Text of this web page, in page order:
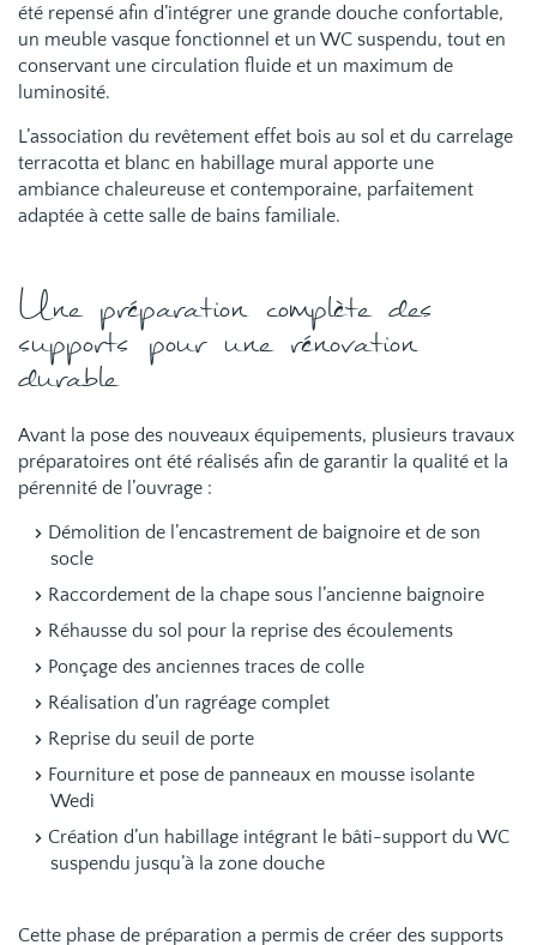
été repensé afin d’intégrer une grande douche confortable,
un meuble vasque fonctionnel et un WC suspendu, tout en
conservant une circulation fluide et un maximum de
luminosité.
L’association du revêtement effet bois au sol et du carrelage
terracotta et blanc en habillage mural apporte une
ambiance chaleureuse et contemporaine, parfaitement
adaptée à cette salle de bains familiale.
Une préparation complète des
supports pour une rénovation
durable
Avant la pose des nouveaux équipements, plusieurs travaux
préparatoires ont été réalisés afin de garantir la qualité et la
pérennité de l’ouvrage :
Démolition de l’encastrement de baignoire et de son
socle
Raccordement de la chape sous l’ancienne baignoire
Réhausse du sol pour la reprise des écoulements
Ponçage des anciennes traces de colle
Réalisation d’un ragréage complet
Reprise du seuil de porte
Fourniture et pose de panneaux en mousse isolante
Wedi
Création d’un habillage intégrant le bâti-support du WC
suspendu jusqu’à la zone douche
Cette phase de préparation a permis de créer des supports